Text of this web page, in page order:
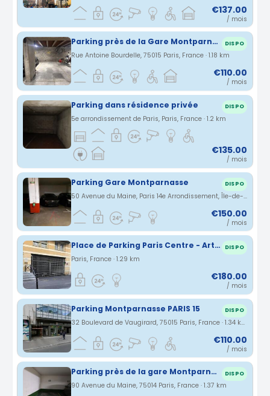
€137.00
/ mois
Parking près de la Gare Montparnasse DISPO
Rue Antoine Bourdelle, 75015 Paris, France · 1.18 km
€110.00
/ mois
Parking dans résidence privée DISPO
5e arrondissement de Paris, Paris, France · 1.2 km
€135.00
/ mois
Parking Gare Montparnasse DISPO
50 Avenue du Maine, Paris 14e Arrondissement, Île-de-France, France · 1.26 km
€150.00
/ mois
Place de Parking Paris Centre - Arts et Métiers DISPO
Paris, France · 1.29 km
€180.00
/ mois
Parking Montparnasse PARIS 15 DISPO
32 Boulevard de Vaugirard, 75015 Paris, France · 1.34 km
€110.00
/ mois
Parking près de la gare Montparnasse DISPO
90 Avenue du Maine, 75014 Paris, France · 1.37 km